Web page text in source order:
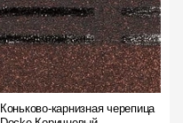
Коньково-карнизная черепица